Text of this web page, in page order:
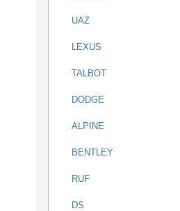
UAZ
LEXUS
TALBOT
DODGE
ALPINE
BENTLEY
RUF
DS